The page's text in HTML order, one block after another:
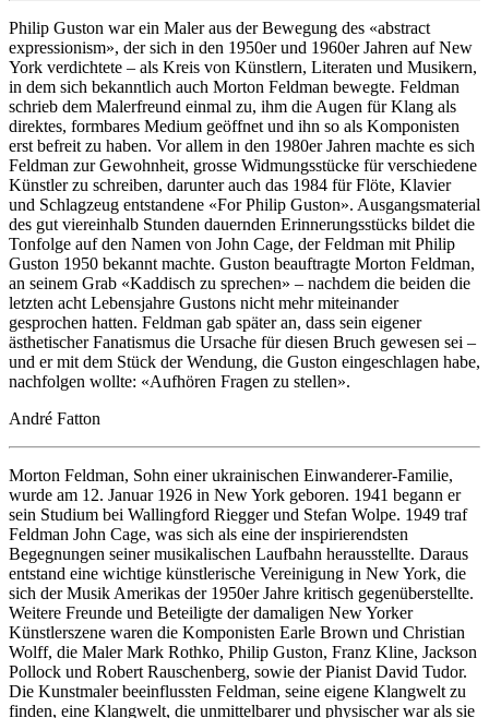
Philip Guston war ein Maler aus der Bewegung des «abstract
expressionism», der sich in den 1950er und 1960er Jahren auf New
York verdichtete – als Kreis von Künstlern, Literaten und Musikern,
in dem sich bekanntlich auch Morton Feldman bewegte. Feldman
schrieb dem Malerfreund einmal zu, ihm die Augen für Klang als
direktes, formbares Medium geöffnet und ihn so als Komponisten
erst befreit zu haben. Vor allem in den 1980er Jahren machte es sich
Feldman zur Gewohnheit, grosse Widmungsstücke für verschiedene
Künstler zu schreiben, darunter auch das 1984 für Flöte, Klavier
und Schlagzeug entstandene «For Philip Guston». Ausgangsmaterial
des gut viereinhalb Stunden dauernden Erinnerungsstücks bildet die
Tonfolge auf den Namen von John Cage, der Feldman mit Philip
Guston 1950 bekannt machte. Guston beauftragte Morton Feldman,
an seinem Grab «Kaddisch zu sprechen» – nachdem die beiden die
letzten acht Lebensjahre Gustons nicht mehr miteinander
gesprochen hatten. Feldman gab später an, dass sein eigener
ästhetischer Fanatismus die Ursache für diesen Bruch gewesen sei –
und er mit dem Stück der Wendung, die Guston eingeschlagen habe,
nachfolgen wollte: «Aufhören Fragen zu stellen».
André Fatton
Morton Feldman, Sohn einer ukrainischen Einwanderer-Familie,
wurde am 12. Januar 1926 in New York geboren. 1941 begann er
sein Studium bei Wallingford Riegger und Stefan Wolpe. 1949 traf
Feldman John Cage, was sich als eine der inspirierendsten
Begegnungen seiner musikalischen Laufbahn herausstellte. Daraus
entstand eine wichtige künstlerische Vereinigung in New York, die
sich der Musik Amerikas der 1950er Jahre kritisch gegenüberstellte.
Weitere Freunde und Beteiligte der damaligen New Yorker
Künstlerszene waren die Komponisten Earle Brown und Christian
Wolff, die Maler Mark Rothko, Philip Guston, Franz Kline, Jackson
Pollock und Robert Rauschenberg, sowie der Pianist David Tudor.
Die Kunstmaler beeinflussten Feldman, seine eigene Klangwelt zu
finden, eine Klangwelt, die unmittelbarer und physischer war als sie